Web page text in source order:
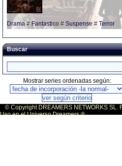
Drama# Fantastico # Suspense # Terror
Buscar
Mostrar series ordenadas según:
© Copyright DREAMERS NETWORKS
Uso en el Universo Dreamers ®